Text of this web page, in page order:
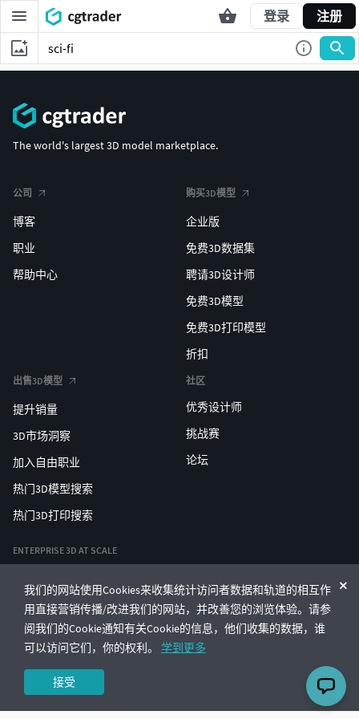
登录 注册
我们的网站使用Cookies来收集统计访问者数据和轨道的相互作
用直接营销传播/改进我们的网站，并改善您的浏览体验。请参
阅我们的Cookie通知有关Cookie的信息，他们收集的数据，谁
可以访问它们，你的权利。 学到更多
接受
The world's largest 3D model marketplace.
公司
博客
职业
帮助中心
购买3D模型
企业版
免费3D数据集
聘请3D设计师
免费3D模型
免费3D打印模型
折扣
出售3D模型
提升销量
3D市场洞察
加入自由职业
热门3D模型搜索
热门3D打印搜索
社区
优秀设计师
挑战赛
论坛
ENTERPRISE 3D AT SCALE
© CGTrader 2011-2026
UAB CGTrader, Antakalnio st. 17, Vilnius, Lithuania
条款与条件隐私🇨🇳 中文